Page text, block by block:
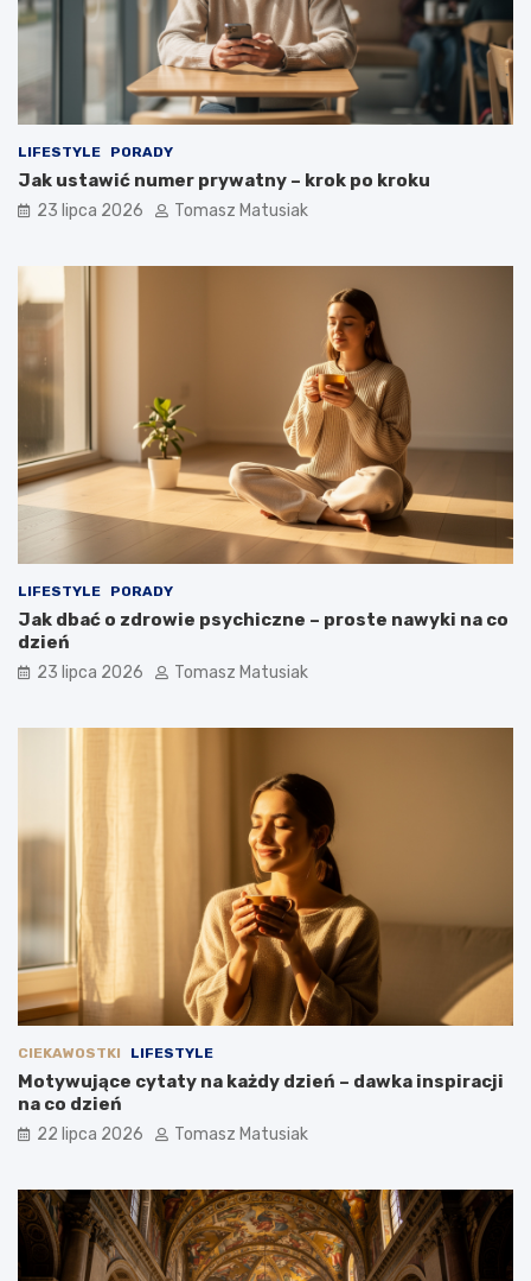
LIFESTYLE PORADY
Jak ustawić numer prywatny – krok po kroku
23 lipca 2026 Tomasz Matusiak
LIFESTYLE PORADY
Jak dbać o zdrowie psychiczne – proste nawyki na co
dzień
23 lipca 2026 Tomasz Matusiak
CIEKAWOSTKI LIFESTYLE
Motywujące cytaty na każdy dzień – dawka inspiracji
na co dzień
22 lipca 2026 Tomasz Matusiak